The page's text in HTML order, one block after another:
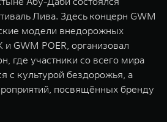
Лива. Здесь концерн GWM
модели внедорожных
и GWM POER, организовал
где участники со всего мира
с культурой бездорожья, а
посвящённых бренду